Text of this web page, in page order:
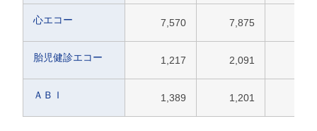
心エコー 7,570 7,875
胎児健診エコー 1,217 2,091
ＡＢＩ 1,389 1,201